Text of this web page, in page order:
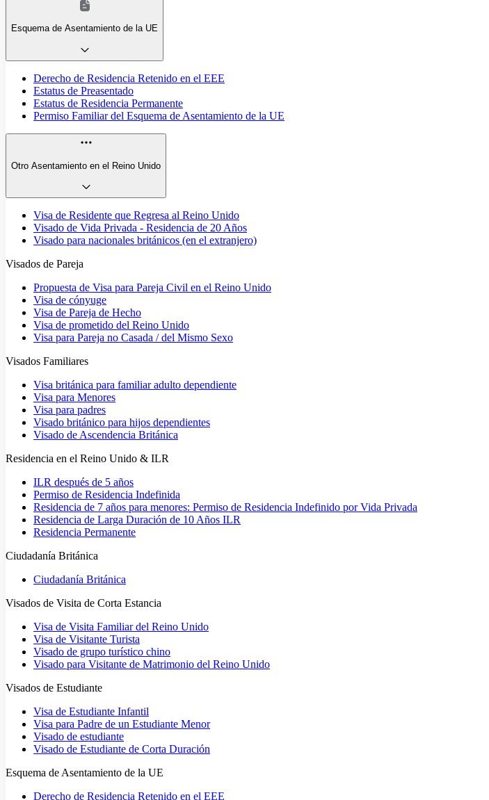
Esquema de Asentamiento de la UE
Derecho de Residencia Retenido en el EEE
Estatus de Preasentado
Estatus de Residencia Permanente
Permiso Familiar del Esquema de Asentamiento de la UE
Otro Asentamiento en el Reino Unido
Visa de Residente que Regresa al Reino Unido
Visado de Vida Privada - Residencia de 20 Años
Visado para nacionales británicos (en el extranjero)
Visados de Pareja
Propuesta de Visa para Pareja Civil en el Reino Unido
Visa de cónyuge
Visa de Pareja de Hecho
Visa de prometido del Reino Unido
Visa para Pareja no Casada / del Mismo Sexo
Visados Familiares
Visa británica para familiar adulto dependiente
Visa para Menores
Visa para padres
Visado británico para hijos dependientes
Visado de Ascendencia Británica
Residencia en el Reino Unido & ILR
ILR después de 5 años
Permiso de Residencia Indefinida
Residencia de 7 años para menores: Permiso de Residencia Indefinido por Vida Privada
Residencia de Larga Duración de 10 Años ILR
Residencia Permanente
Ciudadanía Británica
Ciudadanía Británica
Visados de Visita de Corta Estancia
Visa de Visita Familiar del Reino Unido
Visa de Visitante Turista
Visado de grupo turístico chino
Visado para Visitante de Matrimonio del Reino Unido
Visados de Estudiante
Visa de Estudiante Infantil
Visa para Padre de un Estudiante Menor
Visado de estudiante
Visado de Estudiante de Corta Duración
Esquema de Asentamiento de la UE
Derecho de Residencia Retenido en el EEE